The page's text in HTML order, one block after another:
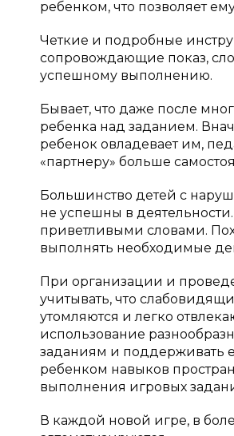
ребенком, что позволяет
Четкие и подробные
сопровождающие показ,
успешному выполнению.
Бывает, что даже после
ребенка над заданием.
ребенок овладевает им,
«партнеру» больше
Большинство детей с
не успешны в
приветливыми словами.
выполнять необходимые
При организации и
учитывать, что
утомляются и легко
использование
заданиям и поддерживать
ребенком навыков
выполнения игровых
В каждой новой игре, в